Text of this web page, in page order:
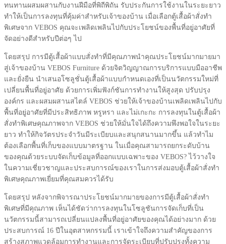
ทนทานผสมผสานกับงานฝีมือที่พิถีพิถัน รับประกันการใช้งานในระยะยาว
ทำให้เป็นการลงทุนที่คุ้มค่าสำหรับเจ้าของบ้าน เมื่อเลือกตู้เสื้อผ้าสั่งทำ
พิเศษจาก VEBOS คุณจะเพลิดเพลินไปกับประโยชน์ของพื้นที่อยู่อาศัยที่
จัดอย่างดีสำหรับปีต่อๆ ไป
โดยสรุป การมีตู้เสื้อผ้าแบบสั่งทำที่มีคุณภาพนำคุณประโยชน์มากมายมา
สู่เจ้าของบ้าน VEBOS Furniture ด้วยจิตวิญญาณการบริการแบบมืออาชีพ
และยั่งยืน นำเสนอโซลูชั่นตู้เสื้อผ้าแบบกำหนดเองที่เป็นนวัตกรรมใหม่ที่
เปลี่ยนพื้นที่อยู่อาศัย ด้วยการเพิ่มฟังก์ชันการทำงานให้สูงสุด ปรับปรุง
องค์กร และผสมผสานสไตล์ VEBOS ช่วยให้เจ้าของบ้านเพลิดเพลินไปกับ
พื้นที่อยู่อาศัยที่มีประสิทธิภาพ หรูหรา และไม่เกะกะ การลงทุนในตู้เสื้อผ้า
สั่งทำพิเศษคุณภาพจาก VEBOS ช่วยให้มั่นใจได้ถึงความพึงพอใจในระยะ
ยาว ทำให้กิจวัตรประจำวันมีระเบียบและสนุกสนานมากขึ้น แล้วทำไม
ต้องเลือกพื้นที่เก็บของแบบมาตรฐาน ในเมื่อคุณสามารถยกระดับบ้าน
ของคุณด้วยระบบจัดเก็บข้อมูลที่ออกแบบเฉพาะของ VEBOS? ไว้วางใจ
ในความเชี่ยวชาญและประสบการณ์ของเราในการส่งมอบตู้เสื้อผ้าสั่งทำ
พิเศษคุณภาพเยี่ยมที่คุณสมควรได้รับ
โดยสรุป หลังจากพิจารณาประโยชน์มากมายของการมีตู้เสื้อผ้าสั่งทำ
พิเศษที่มีคุณภาพ เห็นได้ชัดว่าการลงทุนในโซลูชันการจัดเก็บที่เป็น
นวัตกรรมนี้สามารถเปลี่ยนแปลงพื้นที่อยู่อาศัยของคุณได้อย่างมาก ด้วย
ประสบการณ์ 16 ปีในอุตสาหกรรมนี้ เราเข้าใจถึงความสำคัญของการ
สร้างสภาพแวดล้อมการทำงานและการจัดระเบียบที่ปรับปรุงทั้งความ